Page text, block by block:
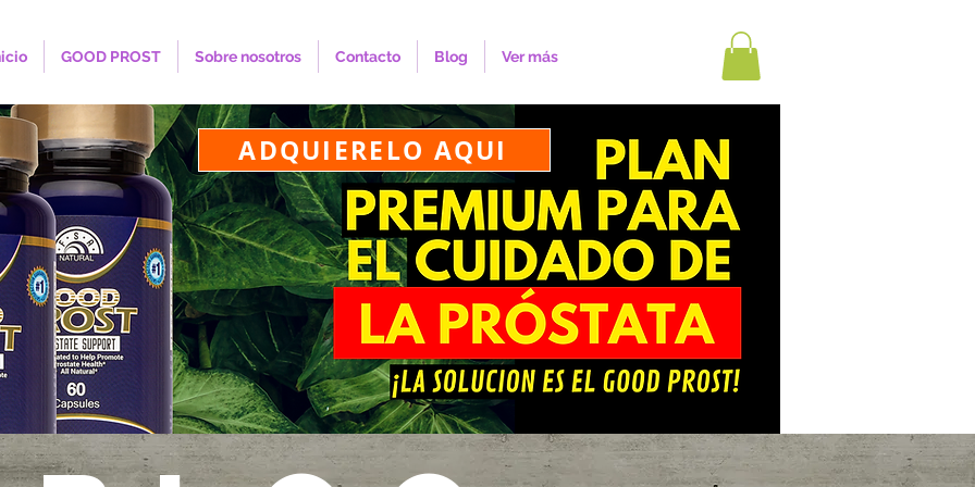
GOOD PROST Sobre nosotros Contacto Blog Ver más
ADQUIERELO AQUI